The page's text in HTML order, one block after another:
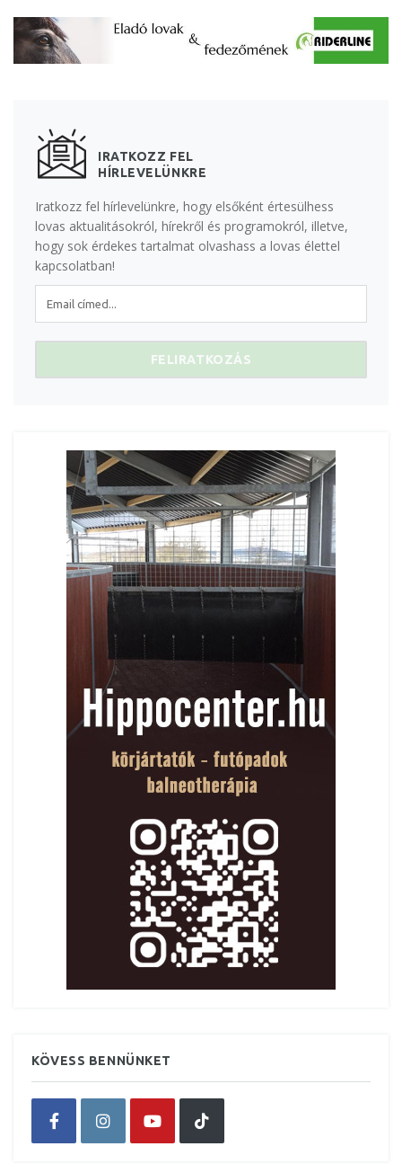
IRATKOZZ FEL
HÍRLEVELÜNKRE
Iratkozz fel hírlevelünkre, hogy elsőként értesülhess
lovas aktualitásokról, hírekről és programokról, illetve,
hogy sok érdekes tartalmat olvashass a lovas élettel
kapcsolatban!
KÖVESS BENNÜNKET